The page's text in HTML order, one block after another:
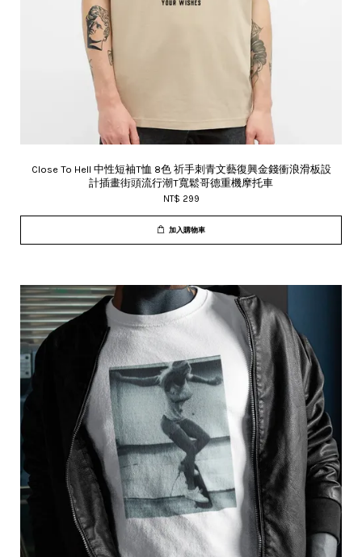
Close To Hell 中性短袖T恤 8色 祈手刺青文藝復興金錢衝浪滑板設
計插畫街頭流行潮T寬鬆哥德重機摩托車
NT$ 299
加入購物車